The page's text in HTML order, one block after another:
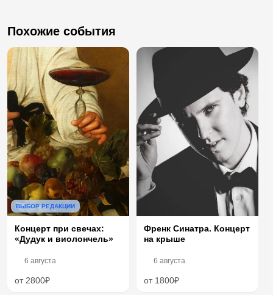
Похожие события
ВЫБОР РЕДАКЦИИ
Концерт при свечах:
«Дудук и виолончель»
6 августа
от 2800₽
Френк Синатра. Концерт
на крыше
6 августа
от 1800₽